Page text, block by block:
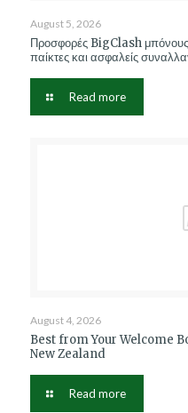
August 5, 2026
Προσφορές BigClash μπόνους
παίκτες και ασφαλείς
Read more
August 4, 2026
Best from Your Welcome
New Zealand
Read more